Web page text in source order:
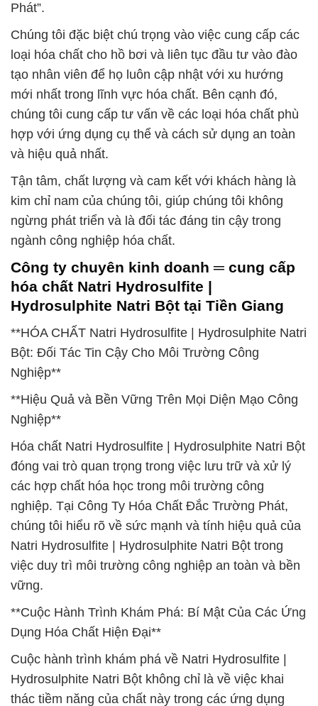
Phát”.
Chúng tôi đặc biệt chú trọng vào việc cung cấp các
loại hóa chất cho hồ bơi và liên tục đầu tư vào đào
tạo nhân viên để họ luôn cập nhật với xu hướng
mới nhất trong lĩnh vực hóa chất. Bên cạnh đó,
chúng tôi cung cấp tư vấn về các loại hóa chất phù
hợp với ứng dụng cụ thể và cách sử dụng an toàn
và hiệu quả nhất.
Tận tâm, chất lượng và cam kết với khách hàng là
kim chỉ nam của chúng tôi, giúp chúng tôi không
ngừng phát triển và là đối tác đáng tin cậy trong
ngành công nghiệp hóa chất.
Công ty chuyên kinh doanh ═ cung cấp
hóa chất Natri Hydrosulfite |
Hydrosulphite Natri Bột tại Tiền Giang
**HÓA CHẤT Natri Hydrosulfite | Hydrosulphite Natri
Bột: Đối Tác Tin Cậy Cho Môi Trường Công
Nghiệp**
**Hiệu Quả và Bền Vững Trên Mọi Diện Mạo Công
Nghiệp**
Hóa chất Natri Hydrosulfite | Hydrosulphite Natri Bột
đóng vai trò quan trọng trong việc lưu trữ và xử lý
các hợp chất hóa học trong môi trường công
nghiệp. Tại Công Ty Hóa Chất Đắc Trường Phát,
chúng tôi hiểu rõ về sức mạnh và tính hiệu quả của
Natri Hydrosulfite | Hydrosulphite Natri Bột trong
việc duy trì môi trường công nghiệp an toàn và bền
vững.
**Cuộc Hành Trình Khám Phá: Bí Mật Của Các Ứng
Dụng Hóa Chất Hiện Đại**
Cuộc hành trình khám phá về Natri Hydrosulfite |
Hydrosulphite Natri Bột không chỉ là về việc khai
thác tiềm năng của chất này trong các ứng dụng